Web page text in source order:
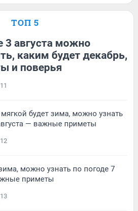
ТОП 5
3 августа можно
каким будет декабрь,
и поверья
11
будет зима, можно узнать
— важные приметы
12
можно узнать по погоде 7
приметы
13